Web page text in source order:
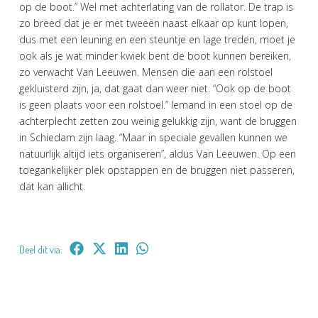
op de boot.” Wel met achterlating van de rollator. De trap is
zo breed dat je er met tweeën naast elkaar op kunt lopen,
dus met een leuning en een steuntje en lage treden, moet je
ook als je wat minder kwiek bent de boot kunnen bereiken,
zo verwacht Van Leeuwen. Mensen die aan een rolstoel
gekluisterd zijn, ja, dat gaat dan weer niet. “Ook op de boot
is geen plaats voor een rolstoel.” Iemand in een stoel op de
achterplecht zetten zou weinig gelukkig zijn, want de bruggen
in Schiedam zijn laag. “Maar in speciale gevallen kunnen we
natuurlijk altijd iets organiseren”, aldus Van Leeuwen. Op een
toegankelijker plek opstappen en de bruggen niet passeren,
dat kan allicht.
Deel dit via: